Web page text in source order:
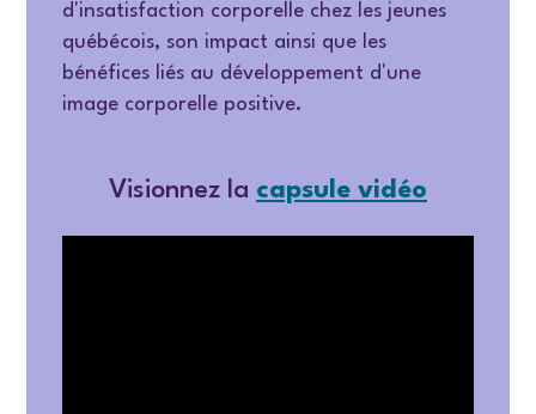
d'insatisfaction corporelle chez les jeunes
québécois, son impact ainsi que les
bénéfices liés au développement d'une
image corporelle positive.
Visionnez la capsule vidéo